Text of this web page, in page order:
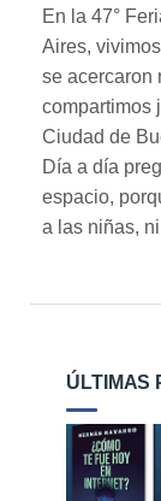
En la 47°
Aires,
se acercaron
compartimos
Ciudad de
Día a día
espacio,
a las niñas,
ÚLTIMAS